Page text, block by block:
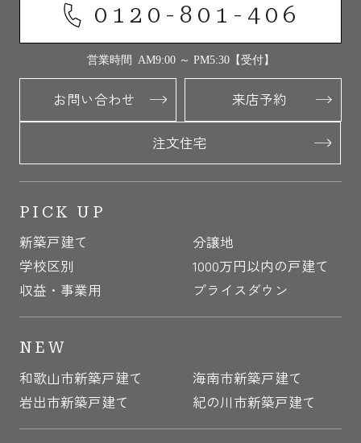
0120-801-406
営業時間 AM9:00 ～ PM5:30【受付】
お問い合わせ 来店予約
注文住宅
PICK UP
新築戸建て
分譲地
学校区別
1000万円以内の戸建て
収益・事業用
プライスダウン
NEW
和歌山市新築戸建て
海南市新築戸建て
岩出市新築戸建て
紀の川市新築戸建て